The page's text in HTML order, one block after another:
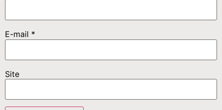
E-mail *
Site